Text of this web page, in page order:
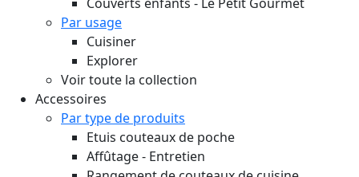
Par usage
Cuisiner
Explorer
Voir toute la collection
Accessoires
Par type de produits
Etuis couteaux de poche
Affûtage - Entretien